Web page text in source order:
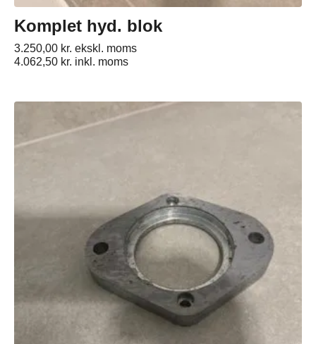
Komplet hyd. blok
3.250,00 kr. ekskl. moms
4.062,50 kr. inkl. moms